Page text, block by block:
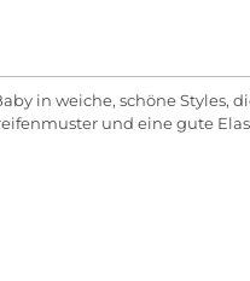
in weiche, schöne Styles,
und eine gute